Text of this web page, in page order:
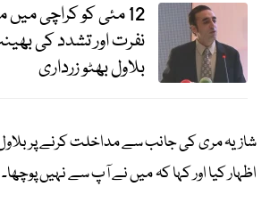
12 مئی کو کراچی
نفرت اور تشدد کی
بلاول بھٹو زرداری
شازیہ مری کی جانب سے مداخلت کرنے پر
اظہار کیا اور کہا کہ میں نے آپ سے نہیں پوچھا۔